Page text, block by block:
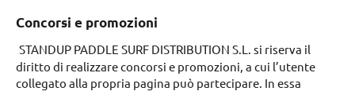
Concorsi e promozioni
STANDUP PADDLE SURF DISTRIBUTION S.L. si riserva il
diritto di realizzare concorsi e promozioni, a cui l’utente
collegato alla propria pagina può partecipare. In essa